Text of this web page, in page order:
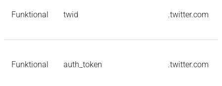
Funktional twid .twitter.com
Funktional auth_token .twitter.com